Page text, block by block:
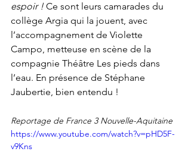
espoir ! Ce sont leurs camarades du
collège Argia qui la jouent, avec
l’accompagnement de Violette
Campo, metteuse en scène de la
compagnie Théâtre Les pieds dans
l’eau. En présence de Stéphane
Jaubertie, bien entendu !
Reportage de France 3 Nouvelle-Aquitaine
https://www.youtube.com/watch?v=pHD5F-
v9Kns